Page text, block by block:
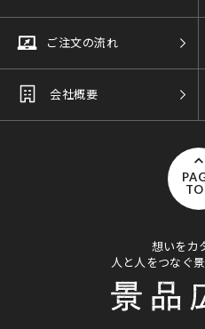
ご注文の流れ
会社概要
想いをカ
人と人をつなぐ